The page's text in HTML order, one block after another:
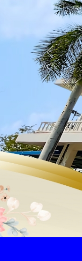
Previous